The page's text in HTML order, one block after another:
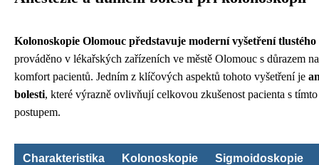
Kolonoskopie Olomouc představuje moderní vyšetření tlustého
prováděno v lékařských zařízeních ve městě Olomouc s důrazem
komfort pacientů. Jedním z klíčových aspektů tohoto vyšetření je
bolesti, které výrazně ovlivňují celkovou zkušenost pacienta s
postupem.
Charakteristika Kolonoskopie Sigmoidoskopie